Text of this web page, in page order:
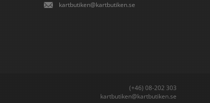
kartbutiken@kartbutiken.se
(+46) 08-202 303
kartbutiken@kartbutiken.se